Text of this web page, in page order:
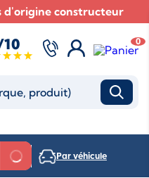
d'origine constructeur
10 0
Par véhicule